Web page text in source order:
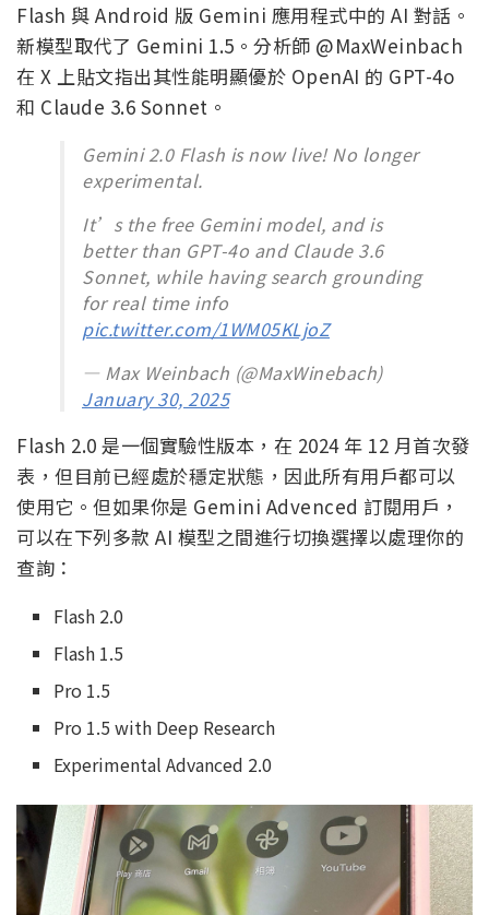
Flash 與 Android 版 Gemini 應用程式中的 AI 對話。
新模型取代了 Gemini 1.5。分析師 @MaxWeinbach
在 X 上貼文指出其性能明顯優於 OpenAI 的 GPT-4o
和 Claude 3.6 Sonnet。
Gemini 2.0 Flash is now live! No longer
experimental.
It’s the free Gemini model, and is
better than GPT-4o and Claude 3.6
Sonnet, while having search grounding
for real time info
pic.twitter.com/1WM05KLjoZ
— Max Weinbach (@MaxWinebach)
January 30, 2025
Flash 2.0 是一個實驗性版本，在 2024 年 12 月首次發
表，但目前已經處於穩定狀態，因此所有用戶都可以
使用它。但如果你是 Gemini Advenced 訂閱用戶，
可以在下列多款 AI 模型之間進行切換選擇以處理你的
查詢：
Flash 2.0
Flash 1.5
Pro 1.5
Pro 1.5 with Deep Research
Experimental Advanced 2.0